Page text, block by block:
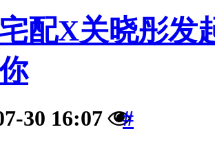
配X关晓彤发
30 16:07 #